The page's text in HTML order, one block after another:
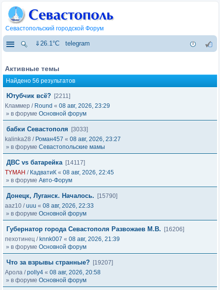
Севастопольский городской Форум
⇓26.1°C telegram
Активные темы
Найдено 56 результатов
Ютубчик всё? [2211]
Кламмер / Round « 08 авг, 2026, 23:29
» в форуме Основной форум
бабки Севастополя
[3033]
kalinka28 / Роман457 « 08 авг, 2026, 23:27
» в форуме Севастопольские мамы
ДВС vs батарейка [14117]
TYMAH / КадватиК « 08 авг, 2026, 22:45
» в форуме Авто-Форум
Донецк, Луганск. Началось.
[15790]
aaz10 /uuu « 08 авг, 2026, 22:33
» в форуме Основной форум
Губернатор города Севастополя Развожаев М.В.
[16206]
пехотинец / knnk007 « 08 авг, 2026, 21:39
» в форуме Основной форум
Что за взрывы странные? [19207]
Арола /polly4 « 08 авг, 2026, 20:58
» в форуме Основной форум